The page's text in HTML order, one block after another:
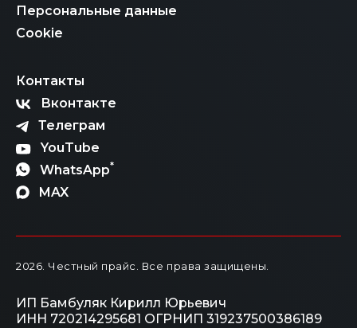
Персональные данные
Cookie
Контакты
Вконтакте
Телеграм
YouTube
WhatsApp*
MAX
2026. Честный прайс. Все права защищены.
ИП Бамбуляк Кирилл Юрьевич
ИНН 720214295681 ОГРНИП 319237500386189